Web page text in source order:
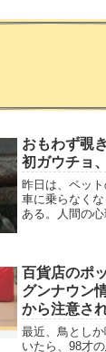
おもわず覗
初ガウチョ
昨日は、ペット
車に乗らなく
ある。人間の
ギーの方もおら
か...
百貨店のポ
グンナウン
から注意さ
最近、鳥とし
いたら、98才